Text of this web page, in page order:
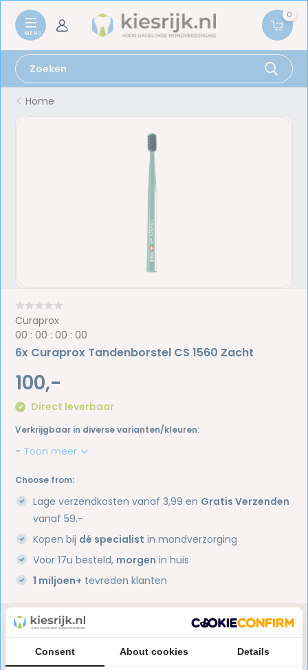
0
Home
Curaprox
00 :00 :00 :00
6x Curaprox Tandenborstel CS 1560 Zacht
100,-
Direct leverbaar
Verkrijgbaar in diverse varianten/kleuren:
- Toon meer
Choose from:
Lage verzendkosten vanaf 3,99 en Gratis Verzenden
vanaf 59.-
Kopen bij dé specialist in mondverzorging
Voor 17u besteld, morgen in huis
1 miljoen+ tevreden klanten
Heb je een vraag over dit product?
Onze specialisten helpen je graag! Spreek ons aan
in de chat of stuur een e-mail.
Consent About cookies Details